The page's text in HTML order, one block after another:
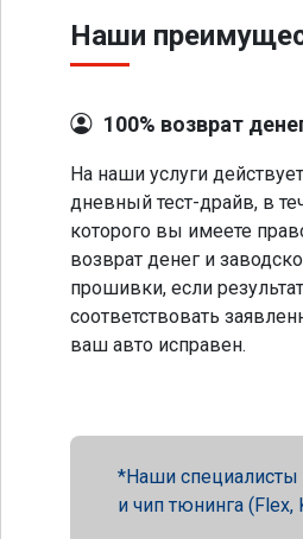
Наши
100% возврат
На наши услуги
дневный тест-драйв, в
которого вы имеете
возврат денег и
прошивки, если
соответствовать
ваш авто исправен.
Наши специалисты
и чип тюнинга (Flex,